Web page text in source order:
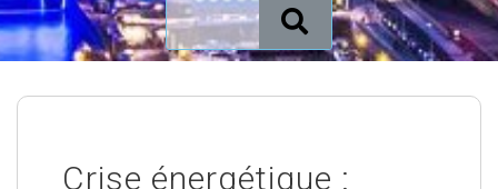
Crise énergétique :